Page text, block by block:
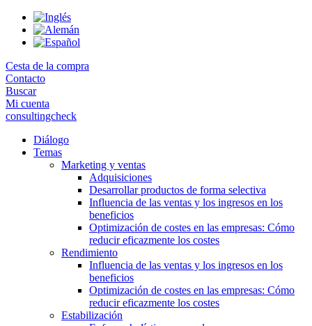
Skip
Cesta de la compra
Contacto
Buscar
Mi cuenta
consultingcheck
Diálogo
Temas
Marketing y ventas
Adquisiciones
Desarrollar productos de forma selectiva
Influencia de las ventas y los ingresos en los
beneficios
Optimización de costes en las empresas: Cómo
reducir eficazmente los costes
Rendimiento
Influencia de las ventas y los ingresos en los
beneficios
Optimización de costes en las empresas: Cómo
reducir eficazmente los costes
Estabilización